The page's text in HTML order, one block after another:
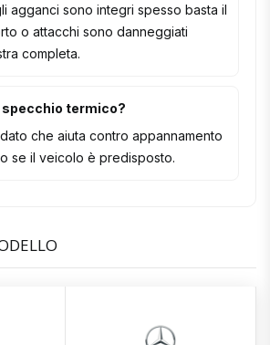
agganci sono integri spesso basta il
o attacchi sono danneggiati
completa.
termico?
che aiuta contro appannamento
se il veicolo è predisposto.